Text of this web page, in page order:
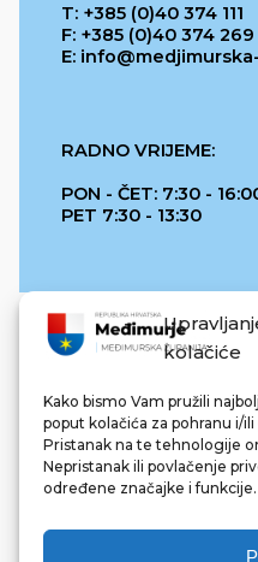
kolačiće
Kako bismo Vam pružili
poput kolačića za pohranu i/
Pristanak na te tehnologije
Nepristanak ili povlačenje
određene značajke i funkcije.
T: +385 (0)40 374 111
F: +385 (0)40 374 269
E:
RADNO VRIJEME:
PON - ČET: 7:30 -
PET 7:30 - 13:30